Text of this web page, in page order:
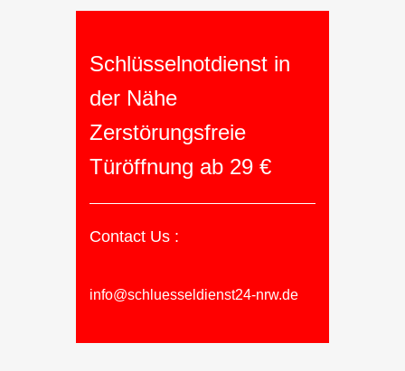
Schlüsselnotdienst in
der Nähe
Zerstörungsfreie
Türöffnung ab 29 €
Contact Us :
info@schluesseldienst24-nrw.de